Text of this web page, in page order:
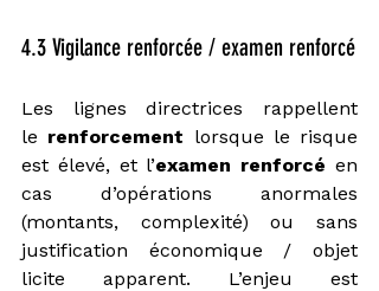
4.3 Vigilance renforcée / examen renforcé
Les lignes directrices rappellent
le renforcement lorsque le risque
est élevé, et l’examen renforcé en
cas d’opérations anormales
(montants, complexité) ou sans
justification économique / objet
licite apparent. L’enjeu est